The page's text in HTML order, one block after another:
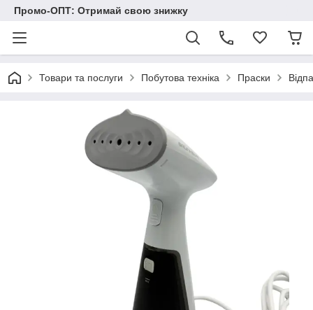
Промо-ОПТ: Отримай свою знижку
Товари та послуги Побутова техніка Праски